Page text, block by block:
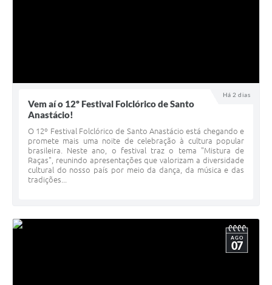
Há 2 dias
Vem aí o 12º Festival Folclórico de Santo
Anastácio!
O 12º Festival Folclórico de Santo Anastácio está chegando e
promete mais uma noite de celebração à cultura popular
brasileira. Neste ano, o festival traz o tema "Mistura de
Raças", reunindo apresentações que valorizam a diversidade
cultural do nosso país por meio da dança, da música e das
tradições...
AGO
07